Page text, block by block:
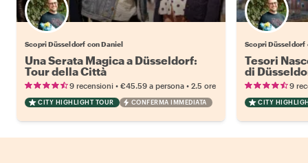
Scopri Düsseldorf con Daniel
Una Serata Magica a Düsseldorf:
Tour della Città
9 recensioni • €45.59 a persona • 2.5 ore
CITY HIGHLIGHT TOUR CONFERMA IMMEDIATA
Scopri Düsseldorf
Tesori
di
9
CITY